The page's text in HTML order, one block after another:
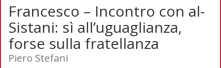
Francesco – Incontro con al-
Sistani: sì all’uguaglianza,
forse sulla fratellanza
Piero Stefani